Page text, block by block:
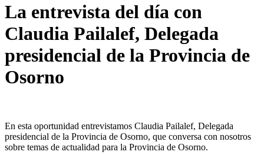
La entrevista del día con
Claudia Pailalef, Delegada
presidencial de la Provincia de
Osorno
En esta oportunidad entrevistamos Claudia Pailalef, Delegada
presidencial de la Provincia de Osorno, que conversa con nosotros
sobre temas de actualidad para la Provincia de Osorno.